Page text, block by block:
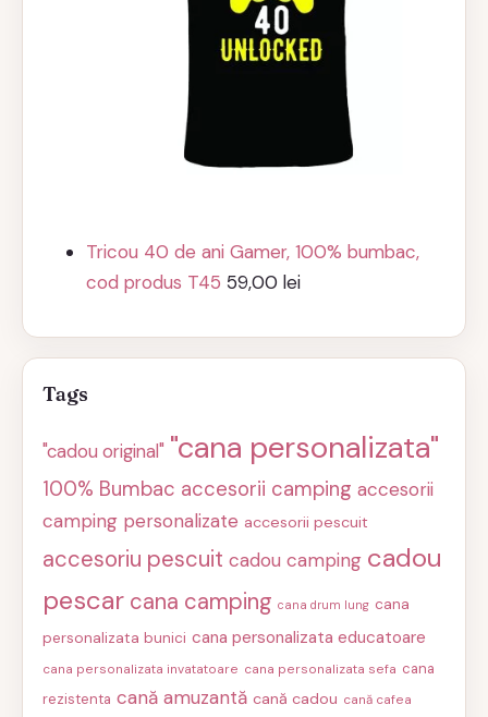
Tricou 40 de ani Gamer, 100% bumbac,
cod produs T45 59,00lei
Tags
"cadou original" "cana personalizata"
100% Bumbac accesorii camping accesorii
camping personalizate accesorii pescuit
accesoriu pescuit cadou camping cadou
pescar cana camping cana drum lung cana
personalizata bunici cana personalizata educatoare
cana personalizata invatatoare cana personalizata sefa cana
rezistenta cană amuzantă cană cadou cană cafea